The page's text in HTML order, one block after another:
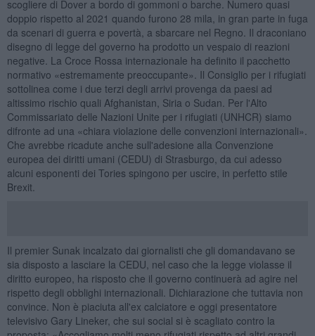
scogliere di Dover a bordo di gommoni o barche. Numero quasi
doppio rispetto al 2021 quando furono 28 mila, in gran parte in fuga
da scenari di guerra e povertà, a sbarcare nel Regno. Il draconiano
disegno di legge del governo ha prodotto un vespaio di reazioni
negative. La Croce Rossa internazionale ha definito il pacchetto
normativo «estremamente preoccupante». Il Consiglio per i rifugiati
sottolinea come i due terzi degli arrivi provenga da paesi ad
altissimo rischio quali Afghanistan, Siria o Sudan. Per l'Alto
Commissariato delle Nazioni Unite per i rifugiati (UNHCR) siamo
difronte ad una «chiara violazione delle convenzioni internazionali».
Che avrebbe ricadute anche sull'adesione alla Convenzione
europea dei diritti umani (CEDU) di Strasburgo, da cui adesso
alcuni esponenti dei Tories spingono per uscire, in perfetto stile
Brexit.
Il premier Sunak incalzato dai giornalisti che gli domandavano se
sia disposto a lasciare la CEDU, nel caso che la legge violasse il
diritto europeo, ha risposto che il governo continuerà ad agire nel
rispetto degli obblighi internazionali. Dichiarazione che tuttavia non
convince. Non è piaciuta all'ex calciatore e oggi presentatore
televisivo Gary Lineker, che sui social si è scagliato contro la